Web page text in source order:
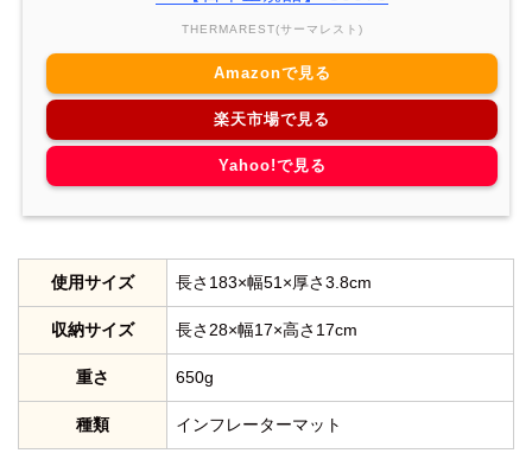
THERMAREST(サーマレスト)
Amazonで見る
楽天市場で見る
Yahoo!で見る
使用サイズ 長さ183×幅51×厚さ3.8cm
収納サイズ 長さ28×幅17×高さ17cm
重さ 650g
種類 インフレーターマット